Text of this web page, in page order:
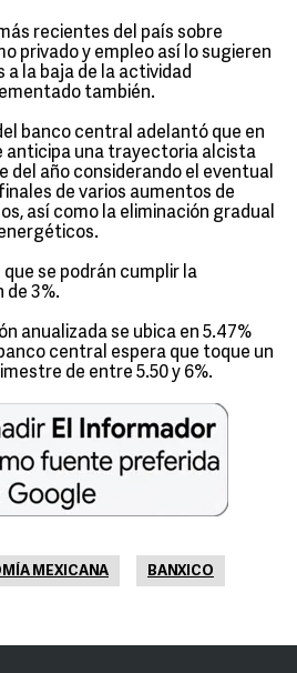
recientes del país sobre
privado y empleo así lo sugieren
a la baja de la actividad
también.
banco central adelantó que en
anticipa una trayectoria alcista
del año considerando el eventual
de varios aumentos de
así como la eliminación gradual
se podrán cumplir la
de 3%.
anualizada se ubica en 5.47%
central espera que toque un
de entre 5.50 y 6%.
MEXICANA BANXICO